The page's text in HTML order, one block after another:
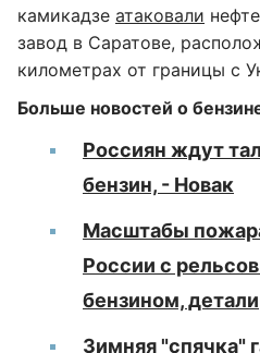
камикадзе атаковали
завод в Саратове,
километрах от границы с
Больше новостей о
Россиян ждут
бензин, - Новак
Масштабы
России с
бензином, детали
Зимняя "спячка"